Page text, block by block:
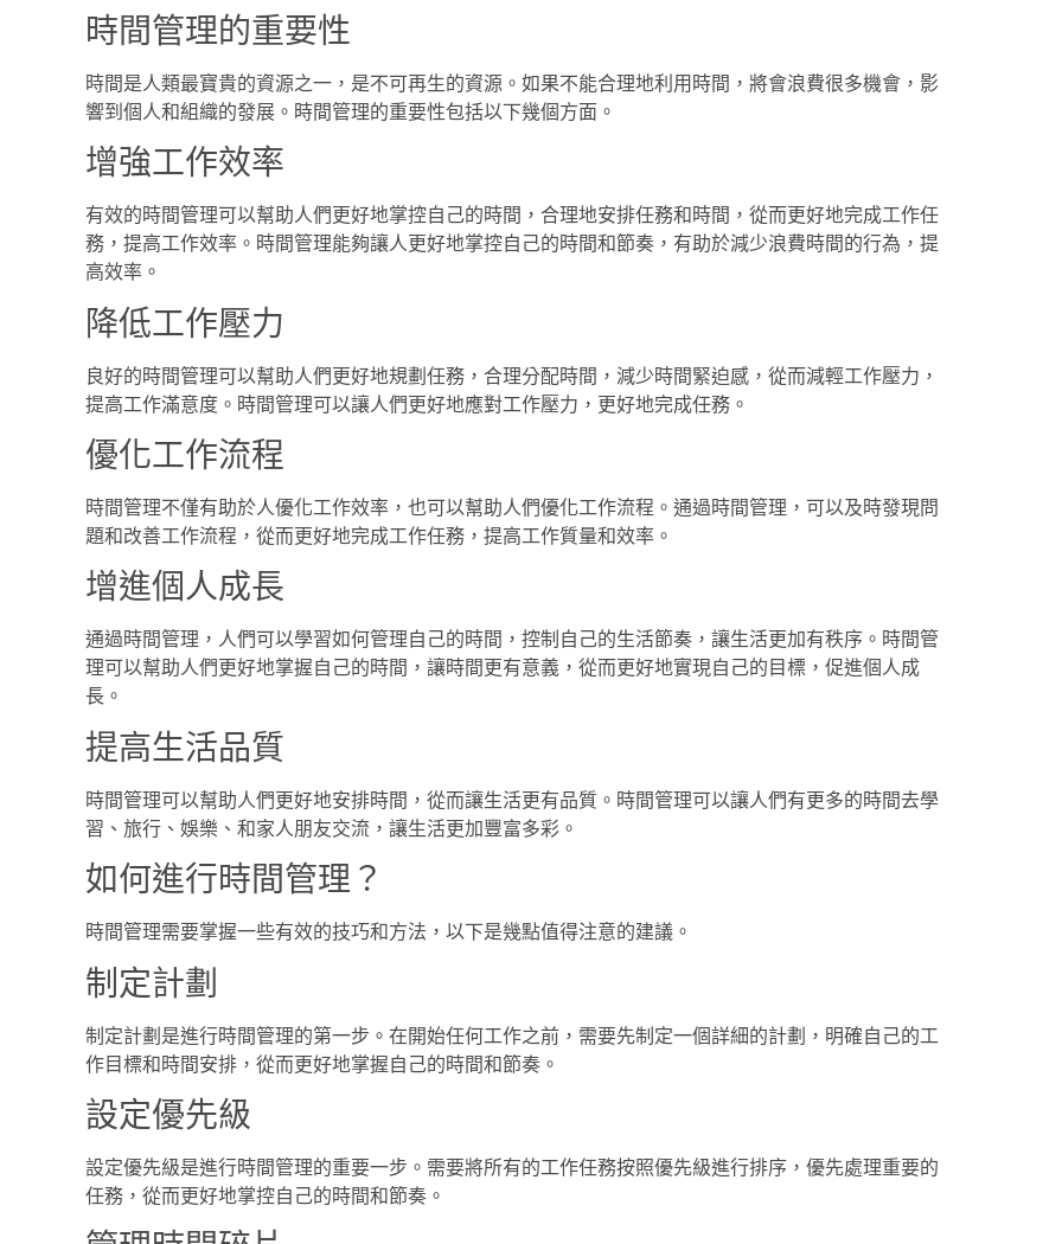
時間管理的重要性
時間是人類最寶貴的資源之一，是不可再生的資源。如果不能合理地利用時間，將會浪費很多機會，影
響到個人和組織的發展。時間管理的重要性包括以下幾個方面。
增強工作效率
有效的時間管理可以幫助人們更好地掌控自己的時間，合理地安排任務和時間，從而更好地完成工作任
務，提高工作效率。時間管理能夠讓人更好地掌控自己的時間和節奏，有助於減少浪費時間的行為，提
高效率。
降低工作壓力
良好的時間管理可以幫助人們更好地規劃任務，合理分配時間，減少時間緊迫感，從而減輕工作壓力，
提高工作滿意度。時間管理可以讓人們更好地應對工作壓力，更好地完成任務。
優化工作流程
時間管理不僅有助於人優化工作效率，也可以幫助人們優化工作流程。通過時間管理，可以及時發現問
題和改善工作流程，從而更好地完成工作任務，提高工作質量和效率。
增進個人成長
通過時間管理，人們可以學習如何管理自己的時間，控制自己的生活節奏，讓生活更加有秩序。時間管
理可以幫助人們更好地掌握自己的時間，讓時間更有意義，從而更好地實現自己的目標，促進個人成
長。
提高生活品質
時間管理可以幫助人們更好地安排時間，從而讓生活更有品質。時間管理可以讓人們有更多的時間去學
習、旅行、娛樂、和家人朋友交流，讓生活更加豐富多彩。
如何進行時間管理？
時間管理需要掌握一些有效的技巧和方法，以下是幾點值得注意的建議。
制定計劃
制定計劃是進行時間管理的第一步。在開始任何工作之前，需要先制定一個詳細的計劃，明確自己的工
作目標和時間安排，從而更好地掌握自己的時間和節奏。
設定優先級
設定優先級是進行時間管理的重要一步。需要將所有的工作任務按照優先級進行排序，優先處理重要的
任務，從而更好地掌控自己的時間和節奏。